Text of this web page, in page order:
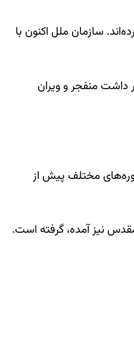
کرده‌اند. سازمان ملل اکنون با
داشت منفجر و ویران
مختلف پیش از